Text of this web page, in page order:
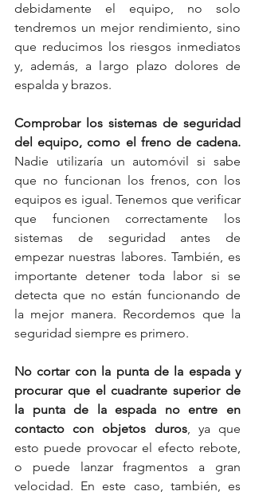
debidamente el equipo, no solo
tendremos un mejor rendimiento, sino
que reducimos los riesgos inmediatos
y, además, a largo plazo dolores de
espalda y brazos.
Comprobar los sistemas de seguridad
del equipo, como el freno de cadena.
Nadie utilizaría un automóvil si sabe
que no funcionan los frenos, con los
equipos es igual. Tenemos que verificar
que funcionen correctamente los
sistemas de seguridad antes de
empezar nuestras labores. También, es
importante detener toda labor si se
detecta que no están funcionando de
la mejor manera. Recordemos que la
seguridad siempre es primero.
No cortar con la punta de la espada y
procurar que el cuadrante superior de
la punta de la espada no entre en
contacto con objetos duros, ya que
esto puede provocar el efecto rebote,
o puede lanzar fragmentos a gran
velocidad. En este caso, también, es